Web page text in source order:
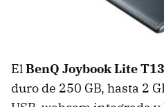
ElBenQ Joybook Lite
duro de 250 GB, hasta 2